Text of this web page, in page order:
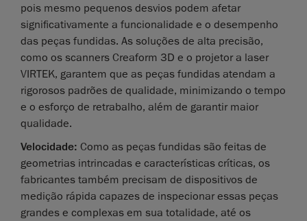
pois mesmo pequenos desvios podem afetar
significativamente a funcionalidade e o desempenho
das peças fundidas. As soluções de alta precisão,
como os scanners Creaform 3D e o projetor a laser
VIRTEK, garantem que as peças fundidas atendam a
rigorosos padrões de qualidade, minimizando o tempo
e o esforço de retrabalho, além de garantir maior
qualidade.
Velocidade: Como as peças fundidas são feitas de
geometrias intrincadas e características críticas, os
fabricantes também precisam de dispositivos de
medição rápida capazes de inspecionar essas peças
grandes e complexas em sua totalidade, até os